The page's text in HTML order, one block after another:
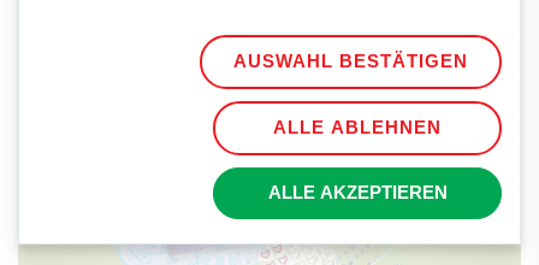
AUSWAHL BESTÄTIGEN
ALLE ABLEHNEN
ALLE AKZEPTIEREN